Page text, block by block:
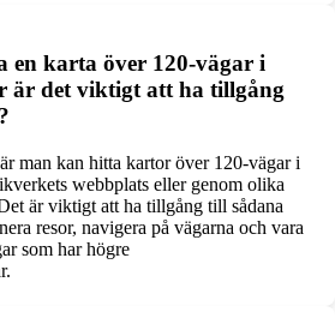
en karta över 120-vägar i
är det viktigt att ha tillgång
man kan hitta kartor över 120-vägar i
webbplats eller genom olika
är viktigt att ha tillgång till sådana
resor, navigera på vägarna och vara
som har högre